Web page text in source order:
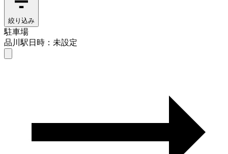
絞り込み
駐車場
品川駅日時：未設定